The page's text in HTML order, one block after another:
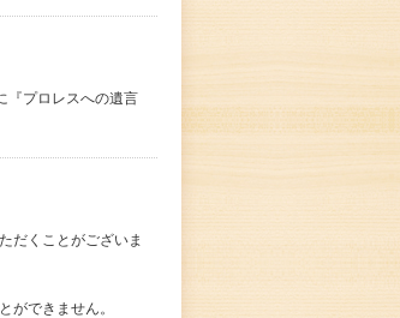
『プロレスへの遺言
だくことがございま
ができません。